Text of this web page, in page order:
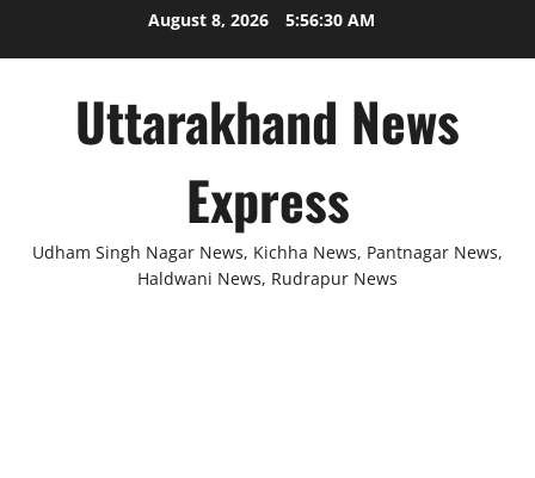
August 8, 2026 5:56:30 AM
Uttarakhand News
Express
Udham Singh Nagar News, Kichha News, Pantnagar News,
Haldwani News, Rudrapur News